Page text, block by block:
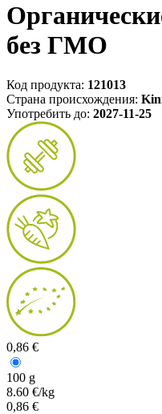
без ГМО
Код продукта: 121013
Страна происхождения:
Употребить до: 2027-11-25
0,86 €
100 g
8.60 €/kg
0,86 €